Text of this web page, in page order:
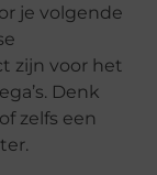
je volgende
zijn voor het
Denk
zelfs een